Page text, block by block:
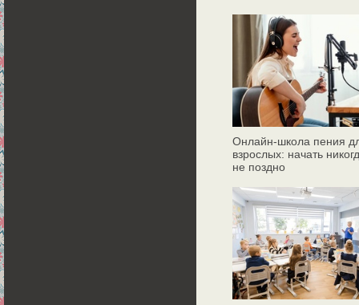
Онлайн‑школа пения
взрослых: начать
не поздно